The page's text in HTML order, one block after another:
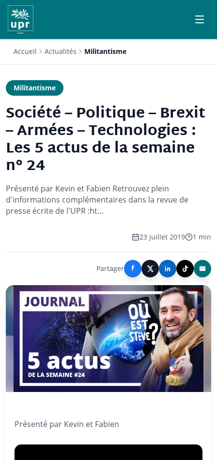
Accueil Actualités Militantisme
Militantisme
Société – Politique – Brexit
– Armées – Technologies :
Les 5 actus de la semaine
n° 24
Présenté par Kevin et Fabien Retrouvez plein
d'informations complémentaires dans la revue de
presse écrite de l'UPR :ht…
23 juillet 2019 1 min
Partager
Présenté par Kevin et Fabien